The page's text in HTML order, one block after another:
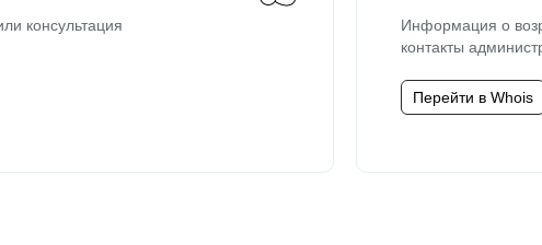
консультация
Информация о
контакты
Перейти в Whois